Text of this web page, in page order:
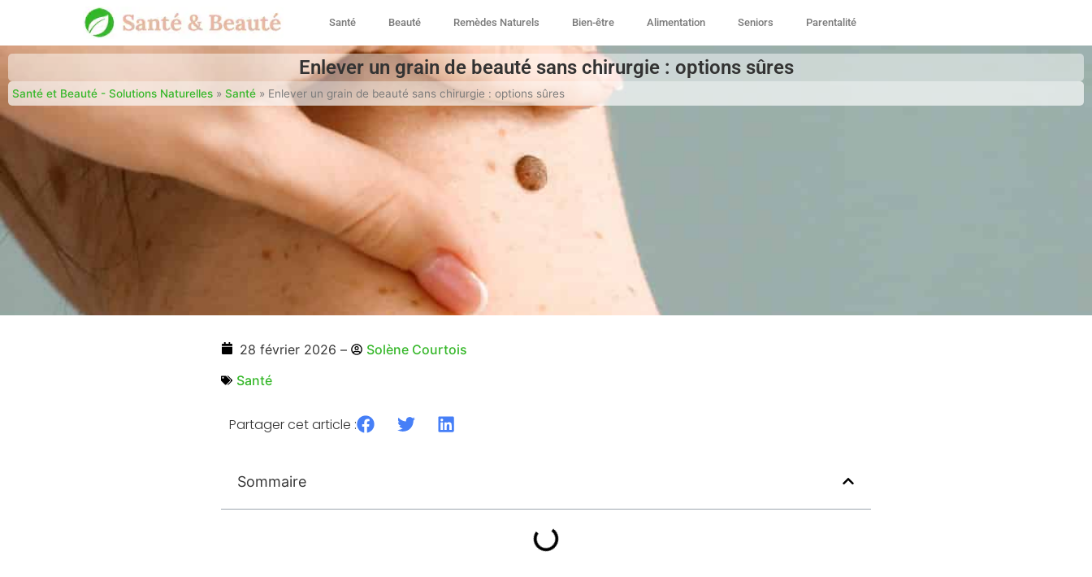
Santé Beauté Remèdes Naturels Bien-être Alimentation Seniors Parentalité
Enlever un grain de beauté sans chirurgie : options sûres
Santé et Beauté - Solutions Naturelles » Santé » Enlever un grain de beauté sans chirurgie : options sûres
28 février 2026 –
Solène Courtois
Santé
Partager cet article :
Sommaire